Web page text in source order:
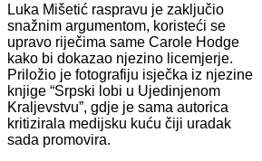
Luka Mišetić raspravu je zaključio
snažnim argumentom, koristeći se
upravo riječima same Carole Hodge
kako bi dokazao njezino licemjerje.
Priložio je fotografiju isječka iz njezine
knjige “Srpski lobi u Ujedinjenom
Kraljevstvu”, gdje je sama autorica
kritizirala medijsku kuću čiji uradak
sada promovira.